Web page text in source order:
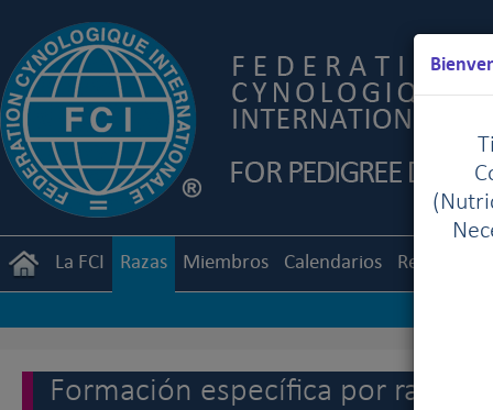
La FCI Razas Miembros Calendarios
Formación específica por raza